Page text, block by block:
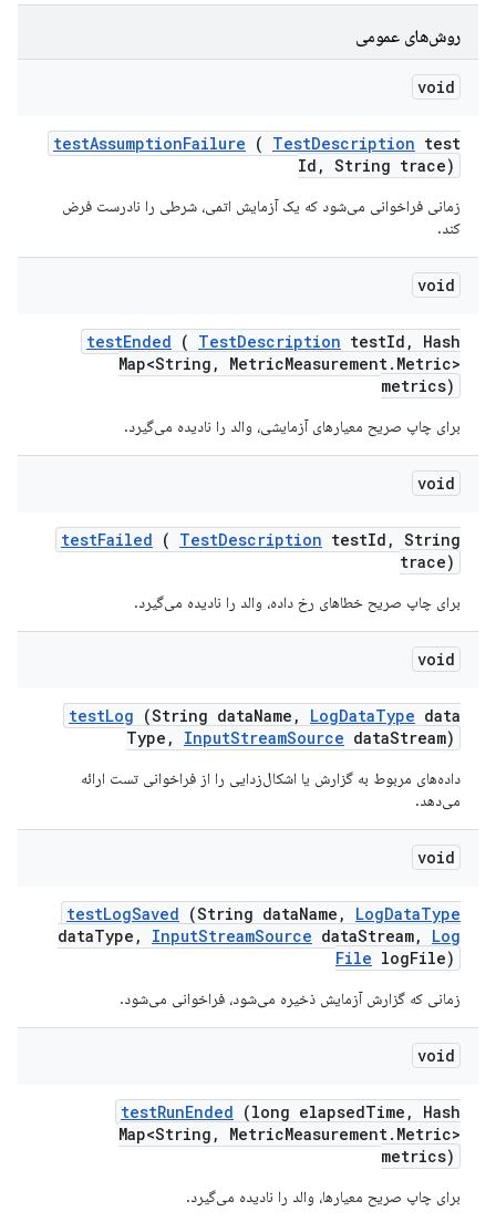
روش‌های عمومی
void
testAssumptionFailure ( TestDescription test
Id , String trace)
زمانی فراخوانی می‌شود که یک آزمایش اتمی، شرطی را نادرست فرض
کند.
void
testEnded ( TestDescription testId ,
Hash
Map<String , MetricMeasurement. Metric>
metrics)
برای چاپ صریح معیارهای آزمایشی، والد را نادیده می‌گیرد.
void
testFailed ( TestDescription testId , String
trace)
برای چاپ صریح خطاهای رخ داده، والد را نادیده می‌گیرد.
void
testLog (String dataName , LogDataType data
Type , InputStreamSource dataStream)
داده‌های مربوط به گزارش یا اشکال‌زدایی را از فراخوانی تست ارائه
می‌دهد.
void
testLogSaved (String dataName , LogDataType
dataType , InputStreamSource dataStream,
Log
File logFile)
زمانی که گزارش آزمایش ذخیره می‌شود، فراخوانی می‌شود.
void
testRunEnded (long elapsedTime ,
Hash
Map<String , MetricMeasurement. Metric>
metrics)
برای چاپ صریح معیارها، والد را نادیده می‌گیرد.